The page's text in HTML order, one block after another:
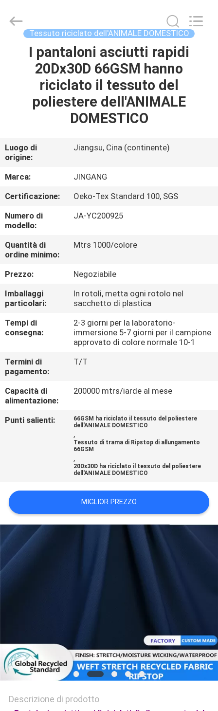
CASA
PRODOTTI
CIRCA
GIRO
DELLA
FABBRICA
CONTROLLO
DI
QUALITÀ
CONTATTICI
NOTIZIE
NEWS
PRIVACY
POLICY
Textile
Co.,Ltd.
Tessuto riciclato dell'ANIMALE DOMESTICO
I pantaloni asciutti rapidi
20Dx30D 66GSM hanno
riciclato il tessuto del
poliestere dell'ANIMALE
DOMESTICO
Luogo di
origine:
Jiangsu, Cina (continente)
Marca:
JINGANG
Certificazione:
Oeko-Tex Standard 100, SGS
Numero di
modello:
JA-YC200925
Quantità di
ordine minimo:
Mtrs 1000/colore
Prezzo:
Negoziabile
Imballaggi
particolari:
In rotoli, metta ogni rotolo nel
sacchetto di plastica
Tempi di
consegna:
2-3 giorni per la laboratorio-
immersione 5-7 giorni per il campione
approvato di colore normale 10-1
Termini di
pagamento:
T/T
Capacità di
alimentazione:
200000 mtrs/iarde al mese
Punti salienti:
66GSM ha riciclato il tessuto del poliestere
dell'ANIMALE DOMESTICO
,
Tessuto di trama di Ripstop di allungamento
66GSM
,
20Dx30D ha riciclato il tessuto del poliestere
dell'ANIMALE DOMESTICO
MIGLIOR PREZZO
Descrizione di prodotto